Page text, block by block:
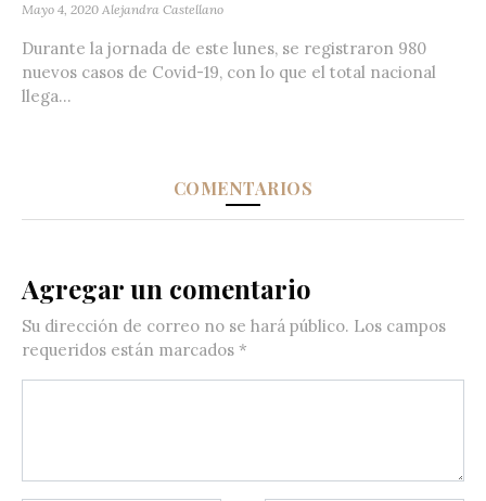
Mayo 4, 2020 Alejandra Castellano
Durante la jornada de este lunes, se registraron 980
nuevos casos de Covid-19, con lo que el total nacional
llega...
COMENTARIOS
Agregar un comentario
Su dirección de correo no se hará público. Los campos
requeridos están marcados *